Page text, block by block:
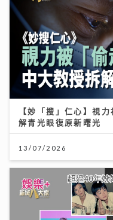
【妙「搜」仁心】視
解青光眼復原新曙光
13/07/2026